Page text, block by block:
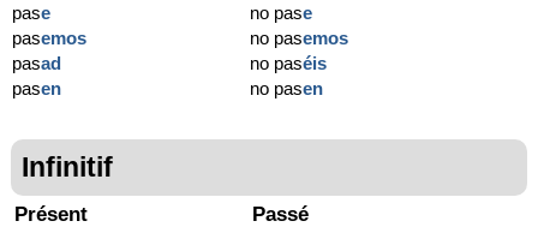
pase
pasemos
pasad
pasen
no pase
no pasemos
no paséis
no pasen
Infinitif
Présent Passé